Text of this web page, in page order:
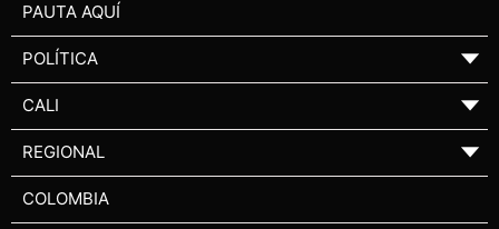
PAUTA AQUÍ
POLÍTICA ▼
CALI ▼
REGIONAL ▼
COLOMBIA